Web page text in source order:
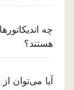
چه
هستند؟
آیا می‌توان